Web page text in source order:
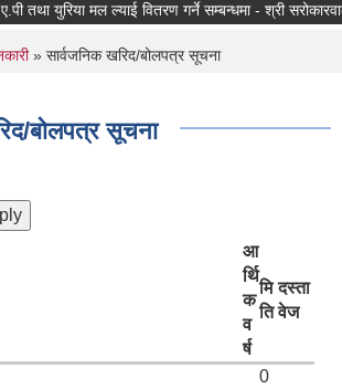
तथा युरिया मल ल्याई वितरण गर्ने सम्बन्धमा - श्री सरोकारवाला
» सार्वजनिक खरिद/बोलपत्र सूचना
बोलपत्र सूचना
आ
र्थि
क
व
र्ष
मि
ति
दस्ता
वेज
0